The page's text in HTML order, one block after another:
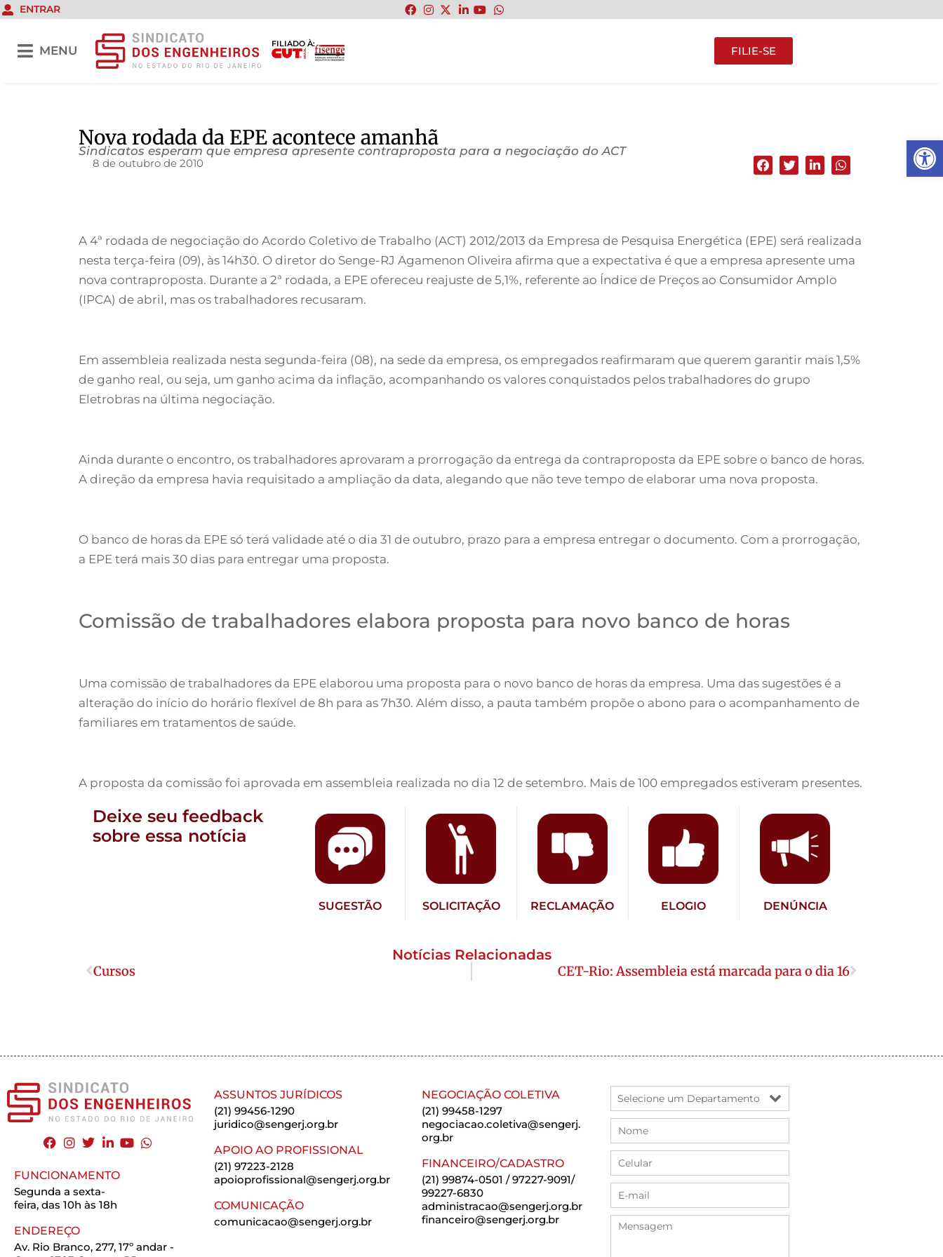
Abrir
ENTRAR
MENU
FILIADO À:
FILIE-SE
Nova rodada da EPE acontece amanhã
Sindicatos esperam que empresa apresente contraproposta para a negociação do ACT
8 de outubro de 2010
A 4ª rodada de negociação do Acordo Coletivo de Trabalho (ACT) 2012/2013 da Empresa de Pesquisa Energética (EPE) será realizada
nesta terça-feira (09), às 14h30. O diretor do Senge-RJ Agamenon Oliveira afirma que a expectativa é que a empresa apresente uma
nova contraproposta. Durante a 2ª rodada, a EPE ofereceu reajuste de 5,1%, referente ao Índice de Preços ao Consumidor Amplo
(IPCA) de abril, mas os trabalhadores recusaram.
Em assembleia realizada nesta segunda-feira (08), na sede da empresa, os empregados reafirmaram que querem garantir mais 1,5%
de ganho real, ou seja, um ganho acima da inflação, acompanhando os valores conquistados pelos trabalhadores do grupo
Eletrobras na última negociação.
Ainda durante o encontro, os trabalhadores aprovaram a prorrogação da entrega da contraproposta da EPE sobre o banco de horas.
A direção da empresa havia requisitado a ampliação da data, alegando que não teve tempo de elaborar uma nova proposta.
O banco de horas da EPE só terá validade até o dia 31 de outubro, prazo para a empresa entregar o documento. Com a prorrogação,
a EPE terá mais 30 dias para entregar uma proposta.
Comissão de trabalhadores elabora proposta para novo banco de horas
Uma comissão de trabalhadores da EPE elaborou uma proposta para o novo banco de horas da empresa. Uma das sugestões é a
alteração do início do horário flexível de 8h para as 7h30. Além disso, a pauta também propõe o abono para o acompanhamento de
familiares em tratamentos de saúde.
A proposta da comissão foi aprovada em assembleia realizada no dia 12 de setembro. Mais de 100 empregados estiveram presentes.
Deixe seu feedback
sobre essa notícia
SUGESTÃO SOLICITAÇÃO RECLAMAÇÃO ELOGIO DENÚNCIA
Notícias Relacionadas
Cursos CET-Rio: Assembleia está marcada para o dia 16
FUNCIONAMENTO
Segunda a sexta-
feira, das 10h às 18h
ENDEREÇO
Av. Rio Branco, 277, 17º andar -
ASSUNTOS JURÍDICOS
(21) 99456-1290
juridico@sengerj.org.br
APOIO AO PROFISSIONAL
(21) 97223-2128
apoioprofissional@sengerj.org.br
COMUNICAÇÃO
comunicacao@sengerj.org.br
NEGOCIAÇÃO COLETIVA
(21) 99458-1297
negociacao.coletiva@sengerj.
org.br
FINANCEIRO/CADASTRO
(21) 99874-0501 / 97227-9091/
99227-6830
administracao@sengerj.org.br
financeiro@sengerj.org.br